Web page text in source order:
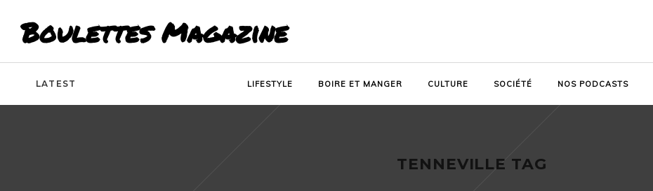
Boulettes Magazine
LATEST LIFESTYLE BOIRE ET MANGER CULTURE SOCIÉTÉ NOS PODCASTS
TENNEVILLE TAG